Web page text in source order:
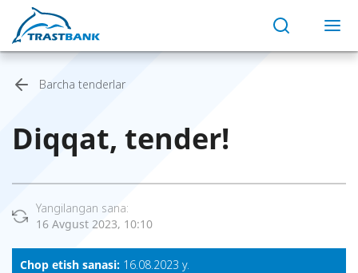
Barcha tenderlar
Diqqat, tender!
Yangilangan sana:
16 Avgust 2023, 10:10
Chop etish sanasi: 16.08.2023 y.